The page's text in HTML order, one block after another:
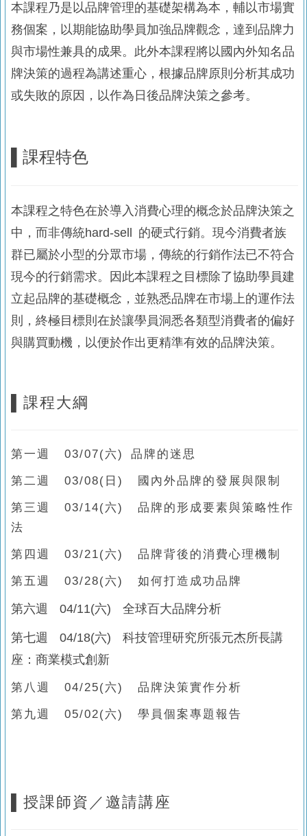
本課程乃是以品牌管理的基礎架構為本，輔以市場實
務個案，以期能協助學員加強品牌觀念，達到品牌力
與市場性兼具的成果。此外本課程將以國內外知名品
牌決策的過程為講述重心，根據品牌原則分析其成功
或失敗的原因，以作為日後品牌決策之參考。
課程特色
本課程之特色在於導入消費心理的概念於品牌決策之
中，而非傳統hard-sell 的硬式行銷。現今消費者族
群已屬於小型的分眾市場，傳統的行銷作法已不符合
現今的行銷需求。因此本課程之目標除了協助學員建
立起品牌的基礎概念，並熟悉品牌在市場上的運作法
則，終極目標則在於讓學員洞悉各類型消費者的偏好
與購買動機，以便於作出更精準有效的品牌決策。
課程大綱
第一週 03/07(六) 品牌的迷思
第二週 03/08(日) 國內外品牌的發展與限制
第三週 03/14(六) 品牌的形成要素與策略性作
法
第四週 03/21(六) 品牌背後的消費心理機制
第五週 03/28(六) 如何打造成功品牌
第六週 04/11(六) 全球百大品牌分析
第七週 04/18(六) 科技管理研究所張元杰所長講
座：商業模式創新
第八週 04/25(六) 品牌決策實作分析
第九週 05/02(六) 學員個案專題報告
▌授課師資／邀請講座